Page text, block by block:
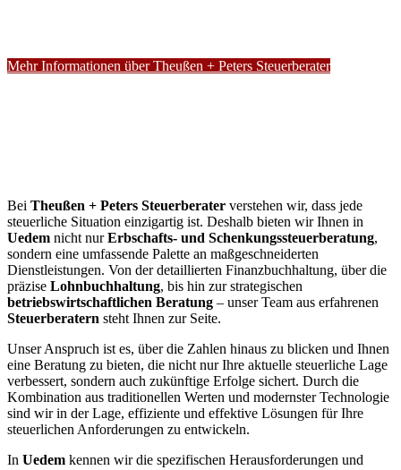
Mehr Informationen über Theußen + Peters Steuerberater
Bei Theußen + Peters Steuerberater verstehen wir, dass jede
steuerliche Situation einzigartig ist. Deshalb bieten wir Ihnen in
Uedem nicht nurErbschafts- und Schenkungssteuerberatung,
sondern eine umfassende Palette an maßgeschneiderten
Dienstleistungen. Von der detaillierten Finanzbuchhaltung, über die
präzise Lohnbuchhaltung, bis hin zur strategischen
betriebswirtschaftlichen Beratung – unser Team aus erfahrenen
Steuerberatern steht Ihnen zur Seite.
Unser Anspruch ist es, über die Zahlen hinaus zu blicken und Ihnen
eine Beratung zu bieten, die nicht nur Ihre aktuelle steuerliche Lage
verbessert, sondern auch zukünftige Erfolge sichert. Durch die
Kombination aus traditionellen Werten und modernster Technologie
sind wir in der Lage, effiziente und effektive Lösungen für Ihre
steuerlichen Anforderungen zu entwickeln.
In Uedem kennen wir die spezifischen Herausforderungen und